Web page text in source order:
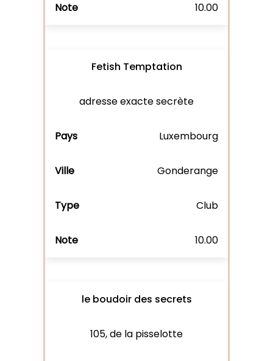
10.00
Fetish Temptation
adresse exacte secrète
Luxembourg
Gonderange
Club
10.00
le boudoir des secrets
105, de la pisselotte